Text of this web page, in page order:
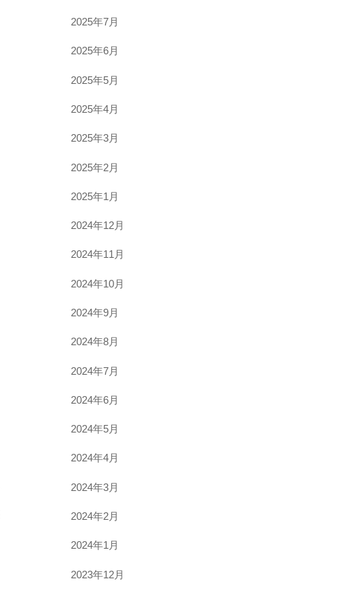
2025年7月
2025年6月
2025年5月
2025年4月
2025年3月
2025年2月
2025年1月
2024年12月
2024年11月
2024年10月
2024年9月
2024年8月
2024年7月
2024年6月
2024年5月
2024年4月
2024年3月
2024年2月
2024年1月
2023年12月